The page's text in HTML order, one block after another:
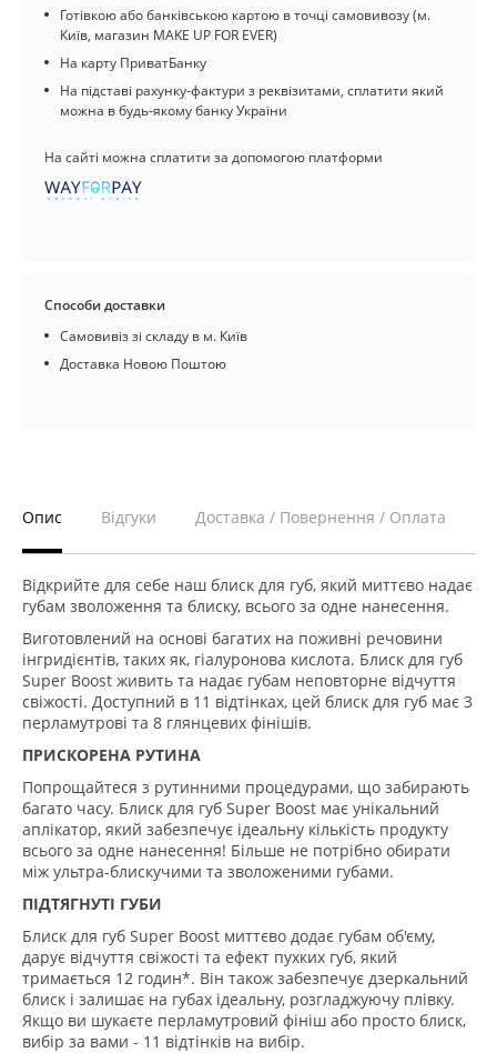
Готівкою або банківською картою в точці самовивозу (м.
Київ, магазин MAKE UP FOR EVER)
На карту ПриватБанку
На підставі рахунку-фактури з реквізитами, сплатити який
можна в будь-якому банку України
На сайті можна сплатити за допомогою платформи
Способи доставки
Самовивіз зі складу в м. Київ
Доставка Новою Поштою
Опис Відгуки Доставка / Повернення / Оплата
Відкрийте для себе наш блиск для губ, який миттєво надає
губам зволоження та блиску, всього за одне нанесення.
Виготовлений на основі багатих на поживні речовини
інгридієнтів, таких як, гіалуронова кислота. Блиск для губ
Super Boost живить та надає губам неповторне відчуття
свіжості. Доступний в 11 відтінках, цей блиск для губ має 3
перламутрові та 8 глянцевих фінішів.
ПРИСКОРЕНА РУТИНА
Попрощайтеся з рутинними процедурами, що забирають
багато часу. Блиск для губ Super Boost має унікальний
аплікатор, який забезпечує ідеальну кількість продукту
всього за одне нанесення! Більше не потрібно обирати
між ультра-блискучими та зволоженими губами.
ПІДТЯГНУТІ ГУБИ
Блиск для губ Super Boost миттєво додає губам об'єму,
дарує відчуття свіжості та ефект пухких губ, який
тримається 12 годин*. Він також забезпечує дзеркальний
блиск і залишає на губах ідеальну, розгладжуючу плівку.
Якщо ви шукаєте перламутровий фініш або просто блиск,
вибір за вами - 11 відтінків на вибір.